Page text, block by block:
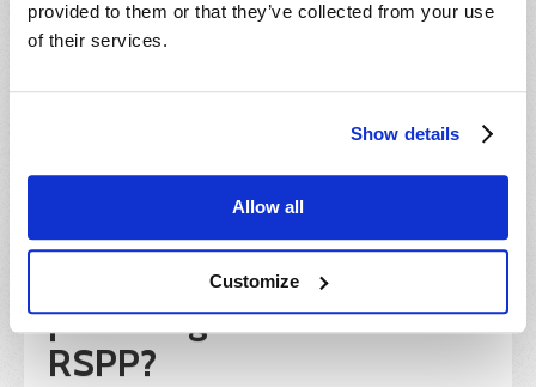
provided to them or that they’ve collected from your use
of their services.
Show details
Allow all
Customize
Aggiornamento RSPP online - Rischio
Aggiornamento RSPP online - Rischio Alto
Quando il datore di lavoro
può svolgere il ruolo di
RSPP?